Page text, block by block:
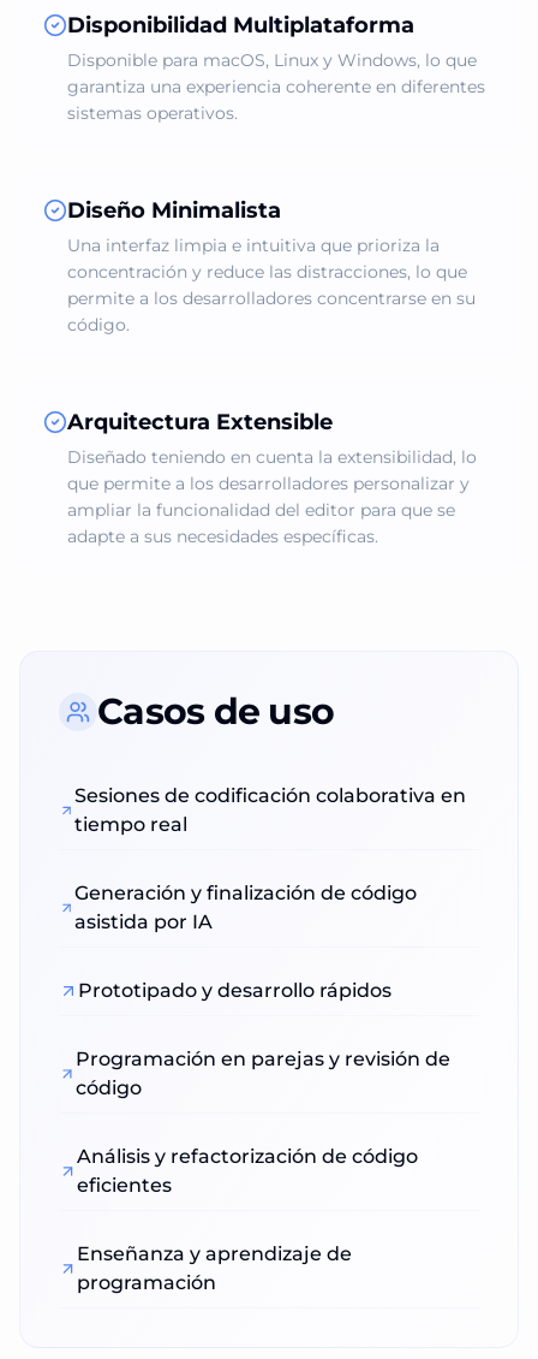
Disponibilidad Multiplataforma
Disponible para macOS, Linux y Windows, lo que
garantiza una experiencia coherente en diferentes
sistemas operativos.
Diseño Minimalista
Una interfaz limpia e intuitiva que prioriza la
concentración y reduce las distracciones, lo que
permite a los desarrolladores concentrarse en su
código.
Arquitectura Extensible
Diseñado teniendo en cuenta la extensibilidad, lo
que permite a los desarrolladores personalizar y
ampliar la funcionalidad del editor para que se
adapte a sus necesidades específicas.
Casos de uso
Sesiones de codificación colaborativa en
tiempo real
Generación y finalización de código
asistida por IA
Prototipado y desarrollo rápidos
Programación en parejas y revisión de
código
Análisis y refactorización de código
eficientes
Enseñanza y aprendizaje de
programación